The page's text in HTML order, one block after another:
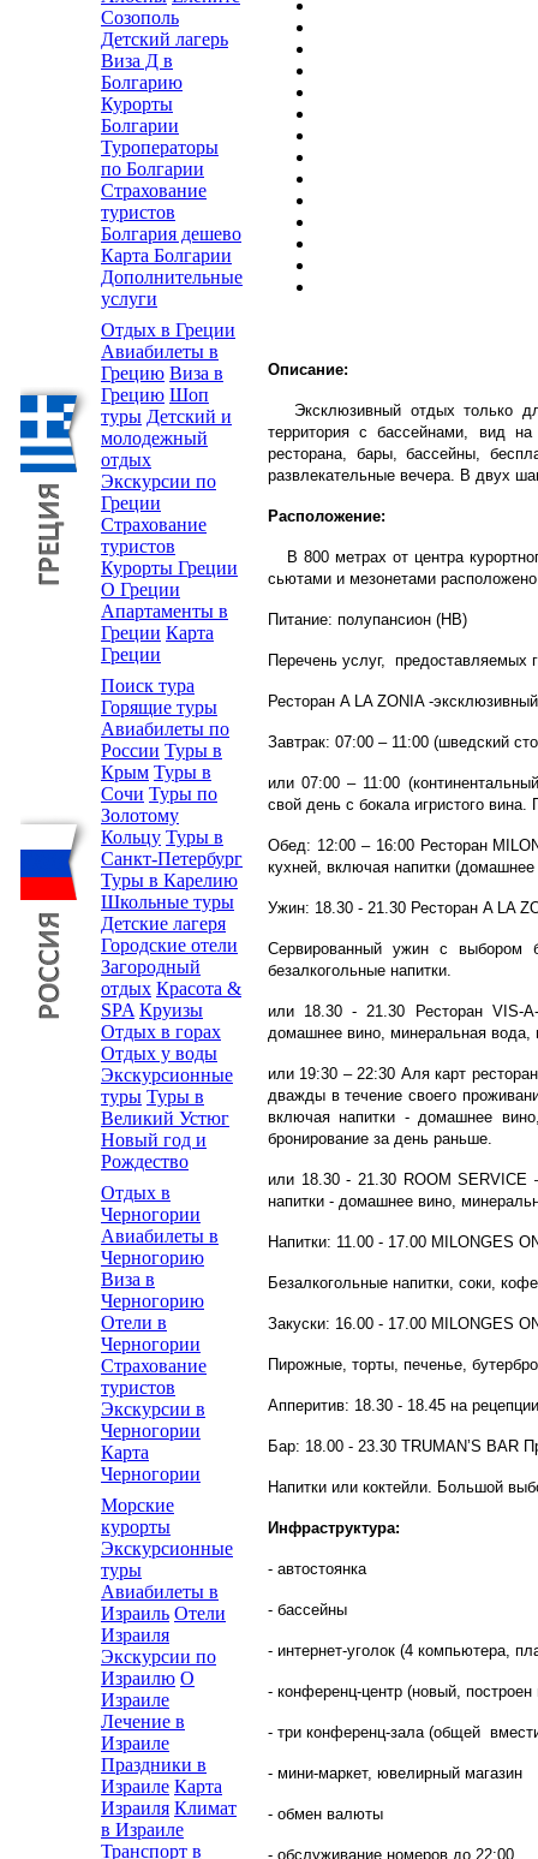
Созополь
Детский лагерь
Виза Д в
Болгарию
Курорты
Болгарии
Туроператоры
по Болгарии
Страхование
туристов
Болгария дешево
Карта Болгарии
Дополнительные
услуги
Отдых в Греции
Авиабилеты в
Грецию Виза в
Грецию Шоп
туры Детский и
молодежный
отдых
Экскурсии по
Греции
Страхование
туристов
Курорты Греции
О Греции
Апартаменты в
Греции Карта
Греции
Поиск тура
Горящие туры
Авиабилеты по
России Туры в
Крым Туры в
Сочи Туры по
Золотому
Кольцу Туры в
Санкт-Петербург
Туры в Карелию
Школьные туры
Детские лагеря
Городские отели
Загородный
отдых Красота &
SPA Круизы
Отдых в горах
Отдых у воды
Экскурсионные
туры Туры в
Великий Устюг
Новый год и
Рождество
Отдых в
Черногории
Авиабилеты в
Черногорию
Виза в
Черногорию
Отели в
Черногории
Страхование
туристов
Экскурсии в
Черногории
Карта
Черногории
Морские
курорты
Экскурсионные
туры
Авиабилеты в
Израиль Отели
Израиля
Экскурсии по
Израилю О
Израиле
Лечение в
Израиле
Праздники в
Израиле Карта
Израиля Климат
в Израиле
Транспорт в
Описание:
Эксклюзивный отдых только
территория с бассейнами, вид
ресторана, бары, бассейны,
развлекательные вечера. В двух
Расположение:
В 800 метрах от центра
сьютами и мезонетами
Питание: полупансион (HB)
Перечень услуг, предоставляемых
Ресторан A LA ZONIA -
Завтрак: 07:00 – 11:00 (шведский
или 07:00 – 11:00
свой день с бокала игристого
Обед: 12:00 – 16:00 Ресторан
кухней, включая напитки
Ужин: 18.30 - 21.30 Ресторан A LA
Сервированный ужин с выбором
безалкогольные напитки.
или 18.30 - 21.30 Ресторан VIS-
домашнее вино, минеральная вода,
или 19:30 – 22:30 Аля карт
дважды в течение своего
включая напитки - домашнее
бронирование за день раньше.
или 18.30 - 21.30 ROOM SERVICE
напитки - домашнее вино,
Напитки: 11.00 - 17.00 MILONGES
Безалкогольные напитки, соки,
Закуски: 16.00 - 17.00 MILONGES
Пирожные, торты, печенье,
Апперитив: 18.30 - 18.45 на
Бар: 18.00 - 23.30 TRUMAN’S BAR
Напитки или коктейли. Большой
Инфраструктура:
- автостоянка
- бассейны
- интернет-уголок (4 компьютера,
- конференц-центр (новый, построен
- три конференц-зала (общей
- мини-маркет, ювелирный магазин
- обмен валюты
- обслуживание номеров до 22:00